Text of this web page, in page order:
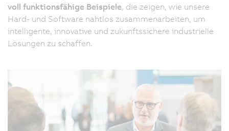
voll funktionsfähige Beispiele, die zeigen, wie unsere
Hard- und Software nahtlos zusammenarbeiten, um
intelligente, innovative und zukunftssichere industrielle
Lösungen zu schaffen.